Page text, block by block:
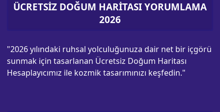
ÜCRETSİZ DOĞUM HARİTASI YORUMLAMA
2026
"2026 yılındaki ruhsal yolculuğunuza dair net bir içgörü
sunmak için tasarlanan Ücretsiz Doğum Haritası
Hesaplayıcımız ile kozmik tasarımınızı keşfedin."